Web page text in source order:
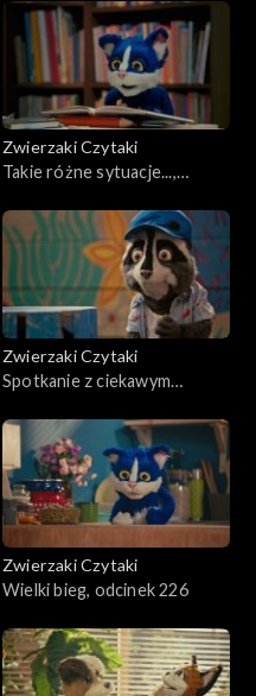
Zwierzaki Czytaki
Takie różne sytuacje...,
Zwierzaki Czytaki
Spotkanie z ciekawym
Zwierzaki Czytaki
Wielki bieg, odcinek 226